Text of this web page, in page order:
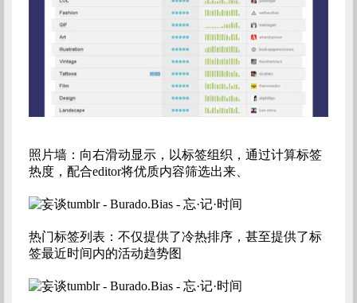
照片墙：向右滑动显示，以标签组织，通过计算标签
热度，配合editor将优质内容筛选出来、
热门标签列表：不仅提供了冷热排序，甚至提供了标
签最近时间内的活动趋势图